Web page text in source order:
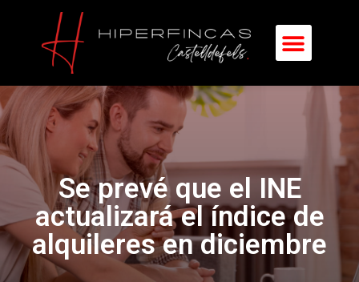
Se prevé que el INE
actualizará el índice de
alquileres en diciembre